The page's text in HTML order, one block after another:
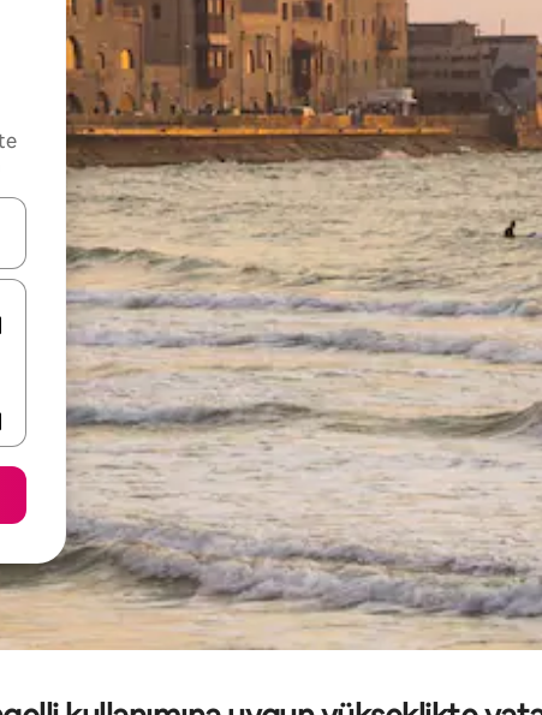
gezinin veya dokunarak ya da kaydırma hareketleriyle